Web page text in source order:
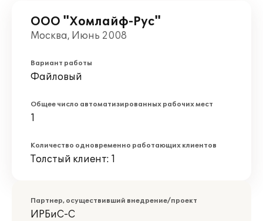
ООО "Хомлайф-Рус"
Москва, Июнь 2008
Вариант работы
Файловый
Общее число автоматизированных рабочих мест
1
Количество одновременно работающих клиентов
Толстый клиент: 1
Партнер, осуществивший внедрение/проект
ИРБиС-С